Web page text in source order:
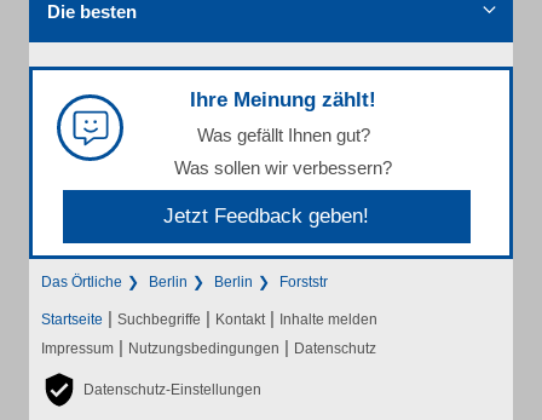
Die besten
Ihre Meinung zählt!
Was gefällt Ihnen gut?
Was sollen wir verbessern?
Jetzt Feedback geben!
Das Örtliche Berlin Berlin Forststr
Startseite | Suchbegriffe | Kontakt | Inhalte melden
Impressum | Nutzungsbedingungen | Datenschutz
Datenschutz-Einstellungen